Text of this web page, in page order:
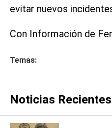
evitar nuevos
Con Información de
Temas:
Noticias Recientes